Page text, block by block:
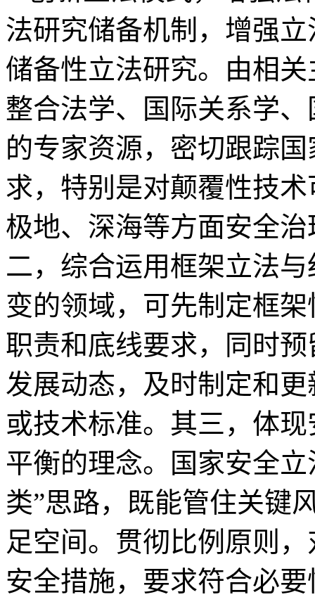
法研究储备机制，增强
储备性立法研究。由相
整合法学、国际关系学
的专家资源，密切跟踪
求，特别是对颠覆性技
极地、深海等方面安全
二，综合运用框架立法
变的领域，可先制定框
职责和底线要求，同时
发展动态，及时制定和
或技术标准。其三，体
平衡的理念。国家安全
类”思路，既能管住关键
足空间。贯彻比例原则
安全措施，要求符合必